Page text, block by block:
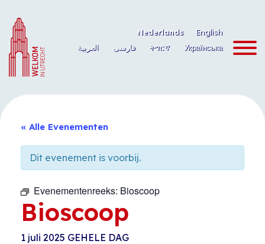
naar
de
inhoud
Nederlands
English
العربية
فارسی ትግርኛ Українська
« Alle Evenementen
Dit evenement is voorbij.
Evenementenreeks: Bioscoop
Bioscoop
1 juli 2025 GEHELE DAG